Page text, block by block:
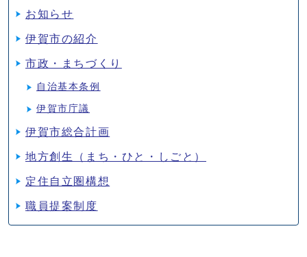
お知らせ
伊賀市の紹介
市政・まちづくり
自治基本条例
伊賀市庁議
伊賀市総合計画
地方創生（まち・ひと・しごと）
定住自立圏構想
職員提案制度